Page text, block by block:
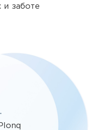
и заботе